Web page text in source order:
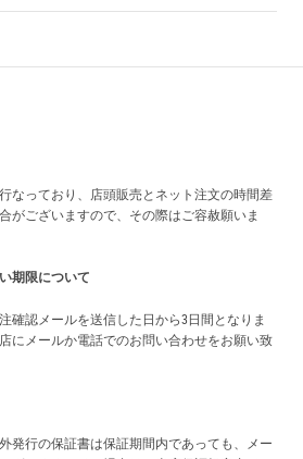
なっており、店頭販売とネット注文の時間差
がございますので、その際はご容赦願いま
期限について
確認メールを送信した日から3日間となりま
にメールか電話でのお問い合わせをお願い致
発行の保証書は保証期間内であっても、メー